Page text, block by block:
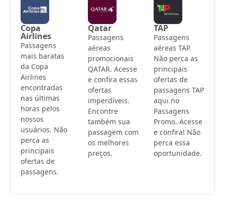
Copa
Airlines
Passagens
mais baratas
da Copa
Airlines
encontradas
nas últimas
horas pelos
nossos
usuários. Não
perca as
principais
ofertas de
passagens.
Qatar
Passagens
aéreas
promocionais
QATAR. Acesse
e confira essas
ofertas
imperdíveis.
Encontre
também sua
passagem com
os melhores
preços.
TAP
Passagens
aéreas TAP.
Não perca as
principais
ofertas de
passagens TAP
aqui no
Passagens
Promo. Acesse
e confira! Não
perca essa
oportunidade.